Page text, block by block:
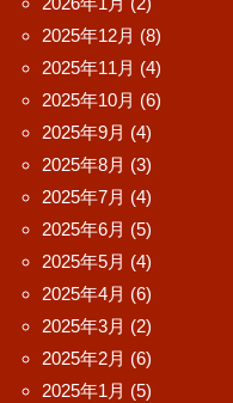
2025年12月 (8)
2025年11月 (4)
2025年10月 (6)
2025年9月 (4)
2025年8月 (3)
2025年7月 (4)
2025年6月 (5)
2025年5月 (4)
2025年4月 (6)
2025年3月 (2)
2025年2月 (6)
2025年1月 (5)